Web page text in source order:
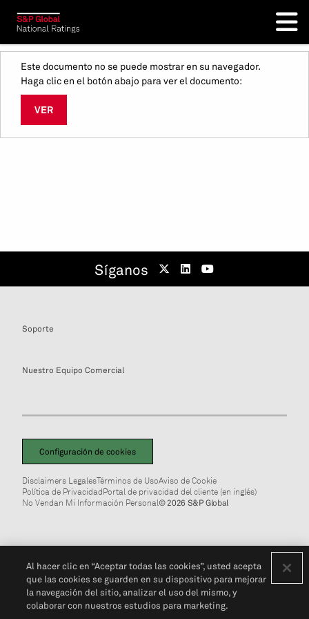
Este documento no se puede mostrar en su navegador.
Haga clic en el botón abajo para ver el documento:
VER
Síganos
Soporte
Nuestro Equipo Comercial
Configuración de cookies
Disclaimers LegalesTérminos de UsoAviso de Cookie
Política de PrivacidadPortal de privacidad del cliente (en inglés)
No Vendan Mi Información Personal© 2026 S&P Global
Al hacer clic en “Aceptar todas las cookies”, usted acepta
que las cookies se guarden en su dispositivo para mejorar
la navegación del sitio, analizar el uso del mismo, y
colaborar con nuestros estudios para marketing.